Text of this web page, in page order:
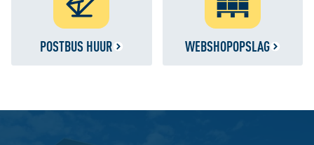
POSTBUS HUUR WEBSHOPOPSLAG